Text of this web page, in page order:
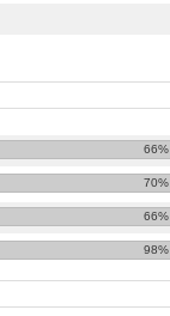
66%
70%
66%
98%